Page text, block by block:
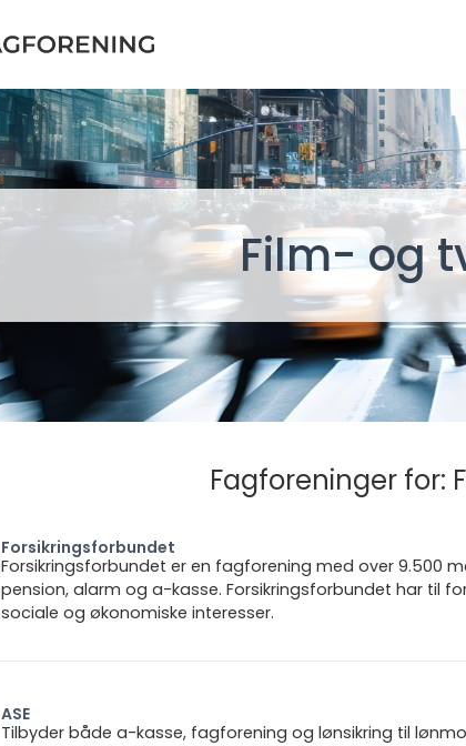
Film- og
Fagforeninger for:
Forsikringsforbundet
Forsikringsforbundet er en fagforening med over 9.500
pension, alarm og a-kasse. Forsikringsforbundet har til
sociale og økonomiske interesser.
ASE
Tilbyder både a-kasse, fagforening og lønsikring til